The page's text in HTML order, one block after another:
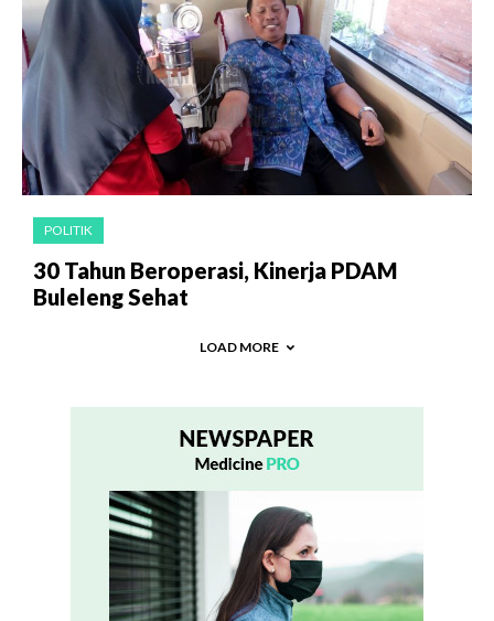
POLITIK
30 Tahun Beroperasi, Kinerja PDAM
Buleleng Sehat
LOAD MORE